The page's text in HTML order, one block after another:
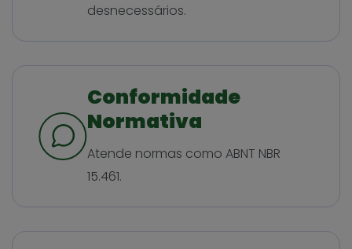
desnecessários.
Conformidade
Normativa
Atende normas como ABNT NBR
15.461.